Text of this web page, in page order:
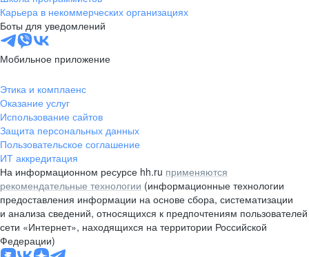
Карьера в некоммерческих организациях
Боты для уведомлений
Мобильное приложение
Этика и комплаенс
Оказание услуг
Использование сайтов
Защита персональных данных
Пользовательское соглашение
ИТ аккредитация
На информационном ресурсе hh.ru применяются
рекомендательные технологии (информационные технологии
предоставления информации на основе сбора, систематизации
и анализа сведений, относящихся к предпочтениям пользователей
сети «Интернет», находящихся на территории Российской
Федерации)